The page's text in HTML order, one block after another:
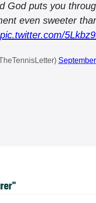
God puts you
even sweeter
pic.twitter.com/